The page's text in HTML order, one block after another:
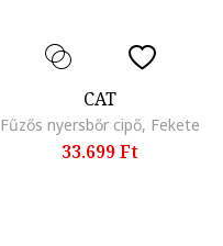
CAT
Fűzős nyersbőr cipő, Fekete
33.699 Ft